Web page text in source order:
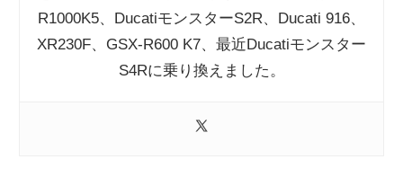
R1000K5、DucatiモンスターS2R、Ducati 916、
XR230F、GSX-R600 K7、最近Ducatiモンスター
S4Rに乗り換えました。